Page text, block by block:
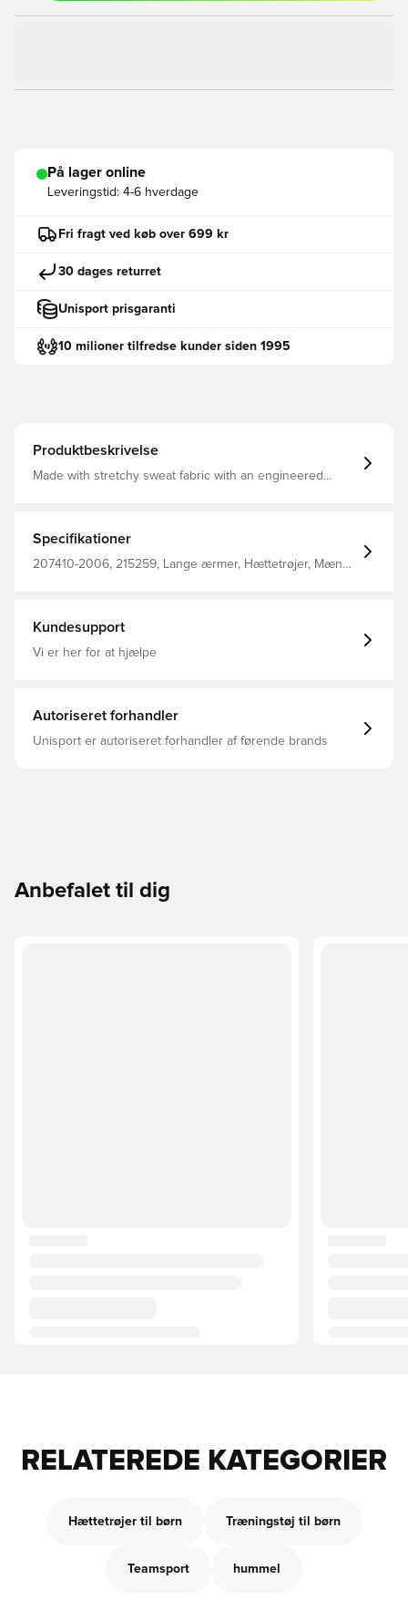
På lager online
Leveringstid: 4-6 hverdage
Fri fragt ved køb over 699 kr
30 dages returret
Unisport prisgaranti
10 milioner tilfredse kunder siden 1995
Produktbeskrivelse
Made with stretchy sweat fabric with an engineered
blends fashion elements into performance sport gear.
This hummel® hoodie features a fully-lined hood with
adjustable drawstring and stopper, as well as zipped side
Specifikationer
207410-2006, 215259, Lange ærmer, Hættetrøjer, Mænd,
Kundesupport
Vi er her for at hjælpe
Autoriseret forhandler
Unisport er autoriseret forhandler af førende brands
Anbefalet til dig
RELATEREDE KATEGORIER
Hættetrøjer til børn Træningstøj til børn
Teamsport hummel